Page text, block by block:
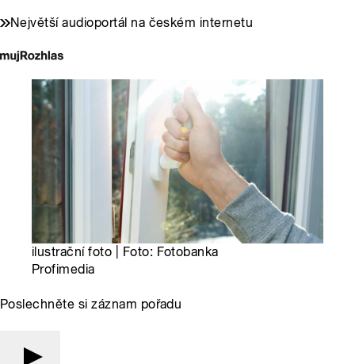
Největší audioportál na českém internetu
ilustrační foto | Foto: Fotobanka
Profimedia
Poslechněte si záznam pořadu